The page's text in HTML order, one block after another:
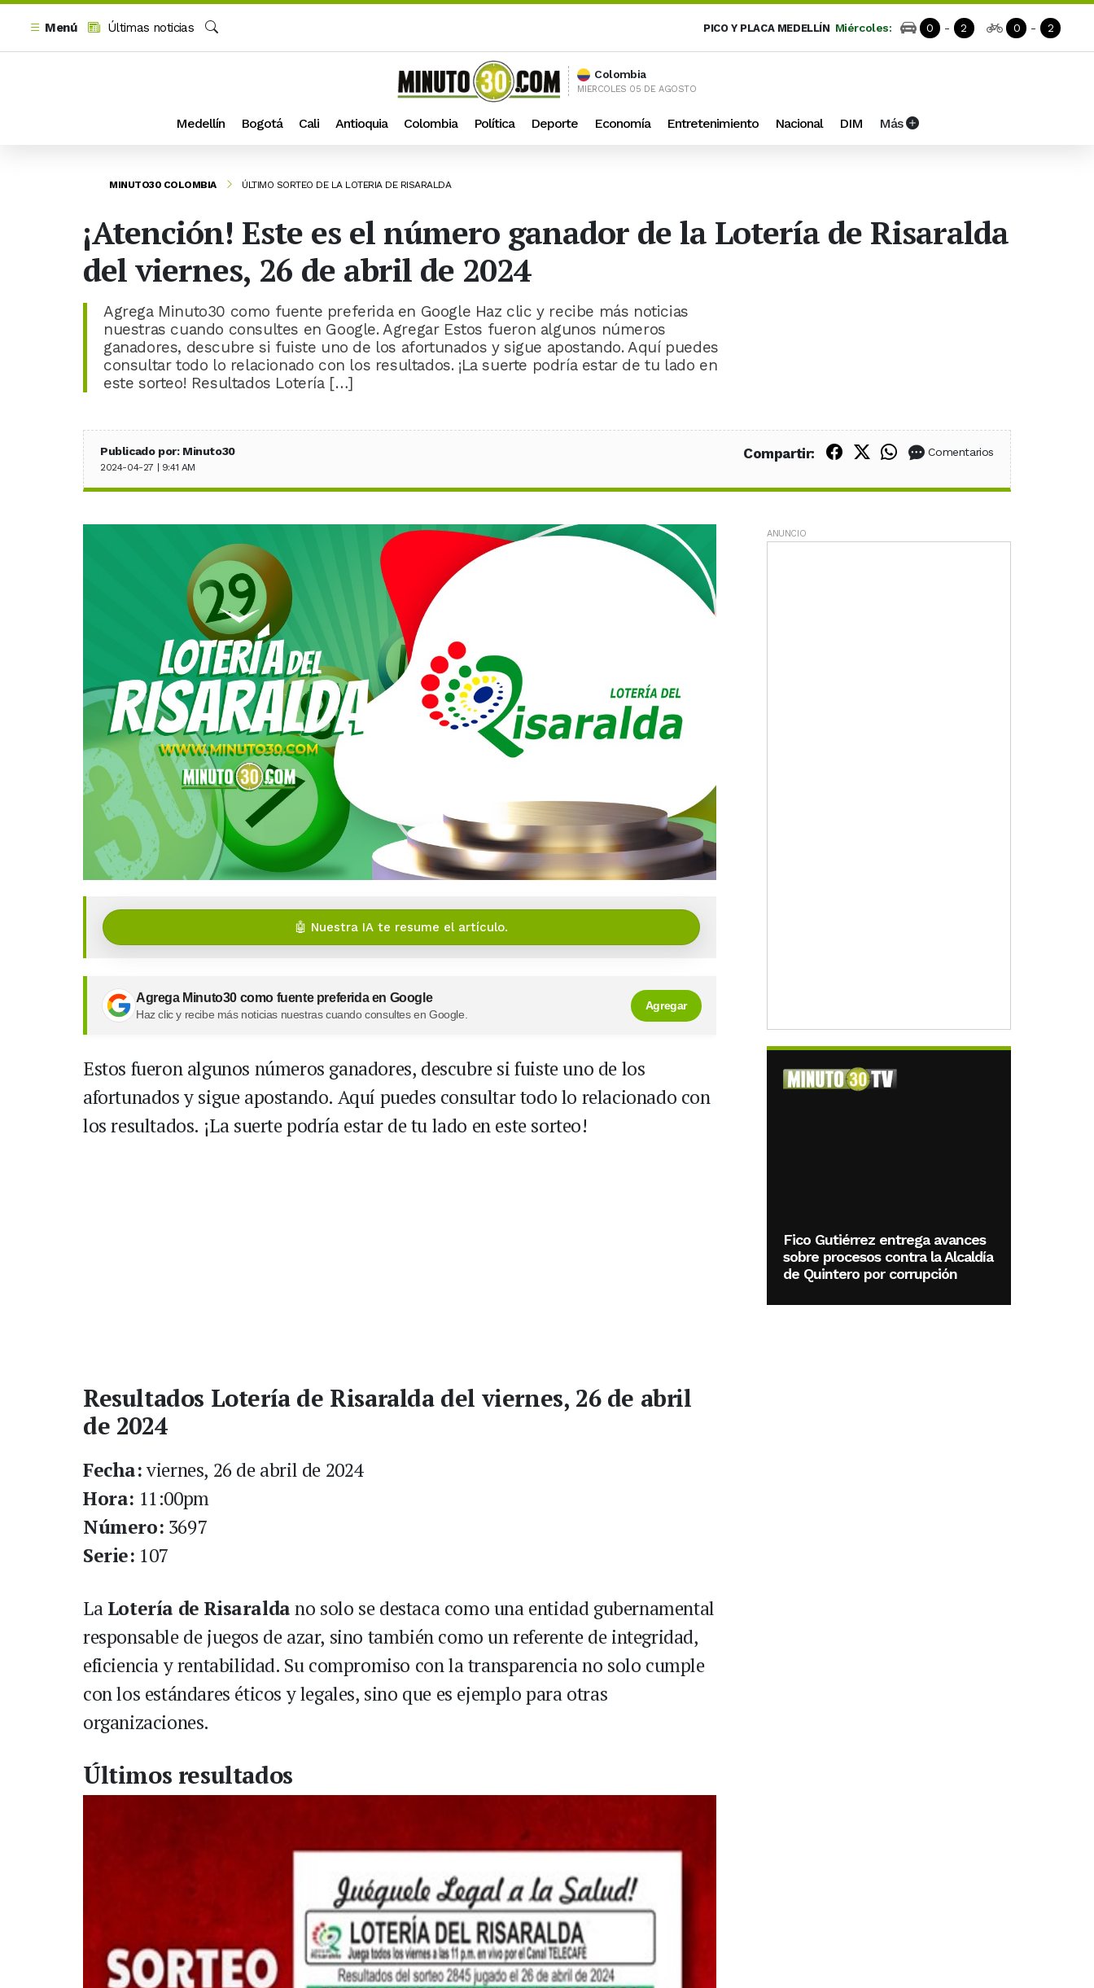
Menú
Últimas noticias
PICO Y PLACA MEDELLÍN Miércoles: 0 - 2 0 - 2
Colombia
MIERCOLES 05 DE AGOSTO
Medellín Bogotá Cali Antioquia Colombia Política Deporte Economía Entretenimiento Nacional DIM Más
MINUTO30 COLOMBIA ÚLTIMO SORTEO DE LA LOTERIA DE RISARALDA
¡Atención! Este es el número ganador de la Lotería de Risaralda
del viernes, 26 de abril de 2024
Agrega Minuto30 como fuente preferida en Google Haz clic y recibe más noticias
nuestras cuando consultes en Google. Agregar Estos fueron algunos números
ganadores, descubre si fuiste uno de los afortunados y sigue apostando. Aquí puedes
consultar todo lo relacionado con los resultados. ¡La suerte podría estar de tu lado en
este sorteo! Resultados Lotería […]
Publicado por: Minuto30
2024-04-27 | 9:41 AM
Compartir: Compartir en Facebook
Compartir en X (Twitter)
Compartir en WhatsApp
Comentarios
🤖 Nuestra IA te resume el artículo.
Agrega Minuto30 como fuente preferida en Google
Haz clic y recibe más noticias nuestras cuando consultes en Google.
Agregar
Estos fueron algunos números ganadores, descubre si fuiste uno de los
afortunados y sigue apostando. Aquí puedes consultar todo lo relacionado con
los resultados. ¡La suerte podría estar de tu lado en este sorteo!
Resultados Lotería de Risaralda del viernes, 26 de abril
de 2024
Fecha:viernes, 26 de abril de 2024
Hora: 11:00pm
Número: 3697
Serie: 107
LaLotería de Risaraldano solo se destaca como una entidad gubernamental
responsable de juegos de azar, sino también como un referente de integridad,
eficiencia y rentabilidad. Su compromiso con la transparencia no solo cumple
con los estándares éticos y legales, sino que es ejemplo para otras
organizaciones.
Últimos resultados
ANUNCIO
Fico Gutiérrez entrega avances
sobre procesos contra la Alcaldía
de Quintero por corrupción